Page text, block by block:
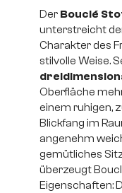
Der Bouclé
unterstreicht
Charakter des
stilvolle Weise.
Oberfläche
einem ruhigen,
Blickfang im
angenehm
gemütliches
überzeugt
Eigenschaften: